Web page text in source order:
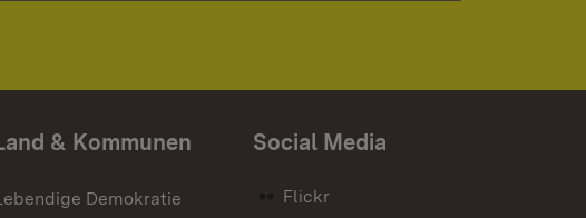
& Kommunen
Demokratie
Social Media
Flickr